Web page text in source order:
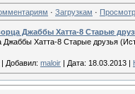
· Загрузкам ·
Джаббы Хатта-8 Старые
Джаббы Хатта-8 Старые друзья
| Добавил: maloir | Дата: 18.03.2013 |